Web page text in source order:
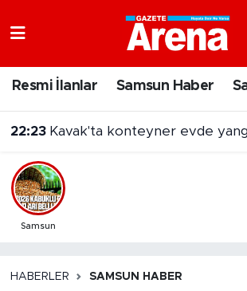
Resmi İlanlar Samsun Haber
22:23 Kavak'ta konteyner evde
Samsun
HABERLER SAMSUN HABER
Samsun Namaz Vakitleri
Trafik Durumu
Süper Lig Puan Durumu ve